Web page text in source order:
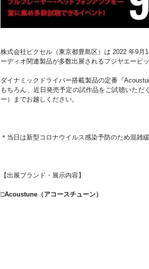
株式会社ピクセル（東京都豊島区）は 2022 年9
ーディオ関連製品が多数出展されるフジヤエービ
ダイナミックドライバー搭載製品の定番『
もちろん、近日発売予定の試作品をご試聴いた
ー）までお越しください。
＊当日は新型コロナウイルス感染予防のため混雑
【出展ブランド・展示内容】
□Acoustune（アコースチューン）